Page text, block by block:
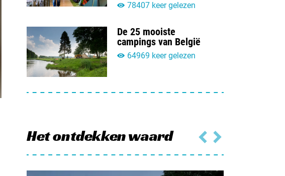
78407 keer gelezen
De 25 mooiste
campings van België
64969 keer gelezen
Het ontdekken waard